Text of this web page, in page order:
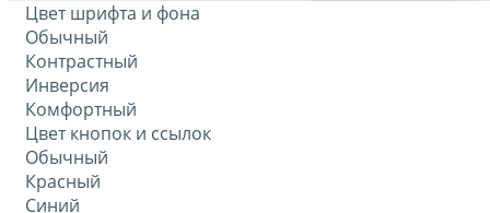
Цвет шрифта и фона
Обычный
Контрастный
Инверсия
Комфортный
Цвет кнопок и ссылок
Обычный
Красный
Синий